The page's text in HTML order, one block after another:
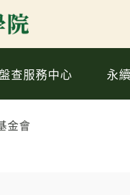
查服務中心 永
金會